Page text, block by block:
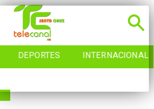
DEPORTES INTERNACIONAL